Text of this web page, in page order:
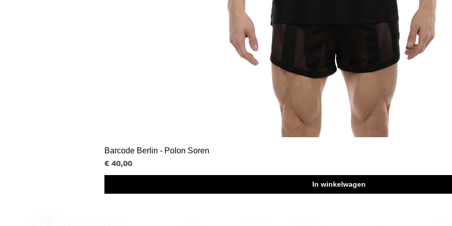
Barcode Berlin - Polon Soren
Prijs
€ 40,00
In winkelwagen